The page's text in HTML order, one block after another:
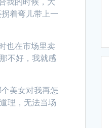
着弯儿带上一
也在市场里卖
不好，我就感
美女对我再怎
理，无法当场